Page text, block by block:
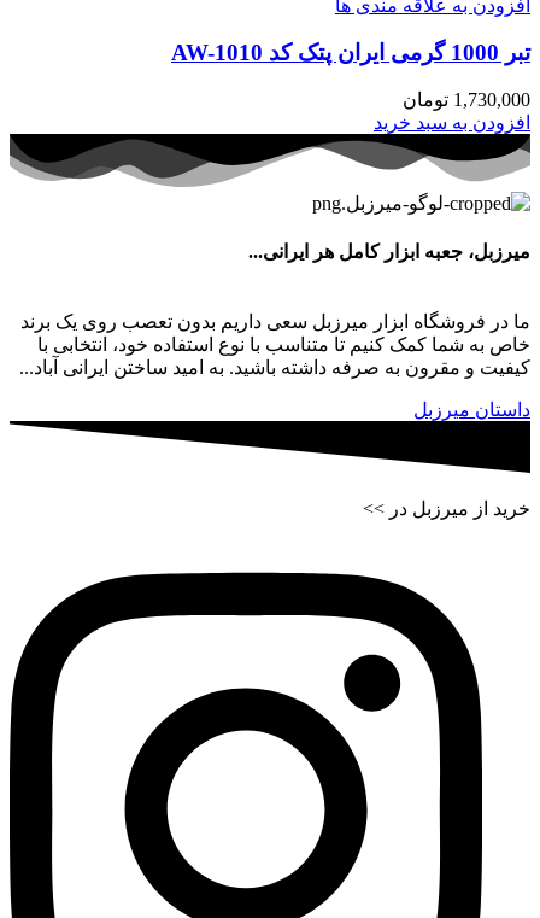
افزودن به علاقه مندی ها
تبر 1000 گرمی ایران پتک کد AW-1010
1,730,000 تومان
افزودن به سبد خرید
میرزبل، جعبه ابزار کامل هر ایرانی...
ما در فروشگاه ابزار میرزبل سعی داریم بدون تعصب روی یک برند
خاص به شما کمک کنیم تا متناسب با نوع استفاده خود، انتخابی با
کیفیت و مقرون به صرفه داشته باشید. به امید ساختن ایرانی آباد...
داستان میرزبل
خرید از میرزبل در >>